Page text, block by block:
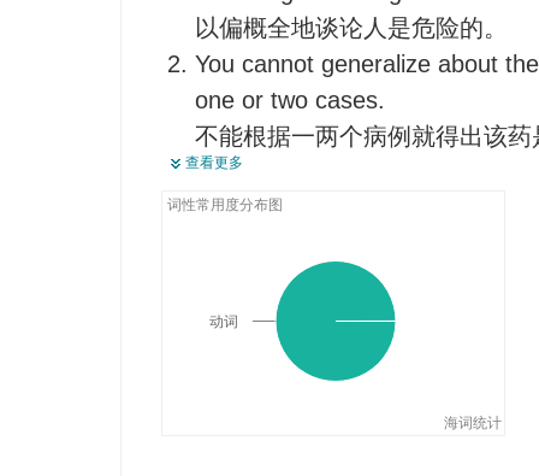
以偏概全地谈论人是危险的。
You cannot generalize about
one or two cases.
不能根据一两个病例就得出该
It is difficult to generalize about
对西方的就业趋势做一个归纳
不要从几个事例中归纳出结论。
查看更多
词性常用度分布图
海词统计
动词